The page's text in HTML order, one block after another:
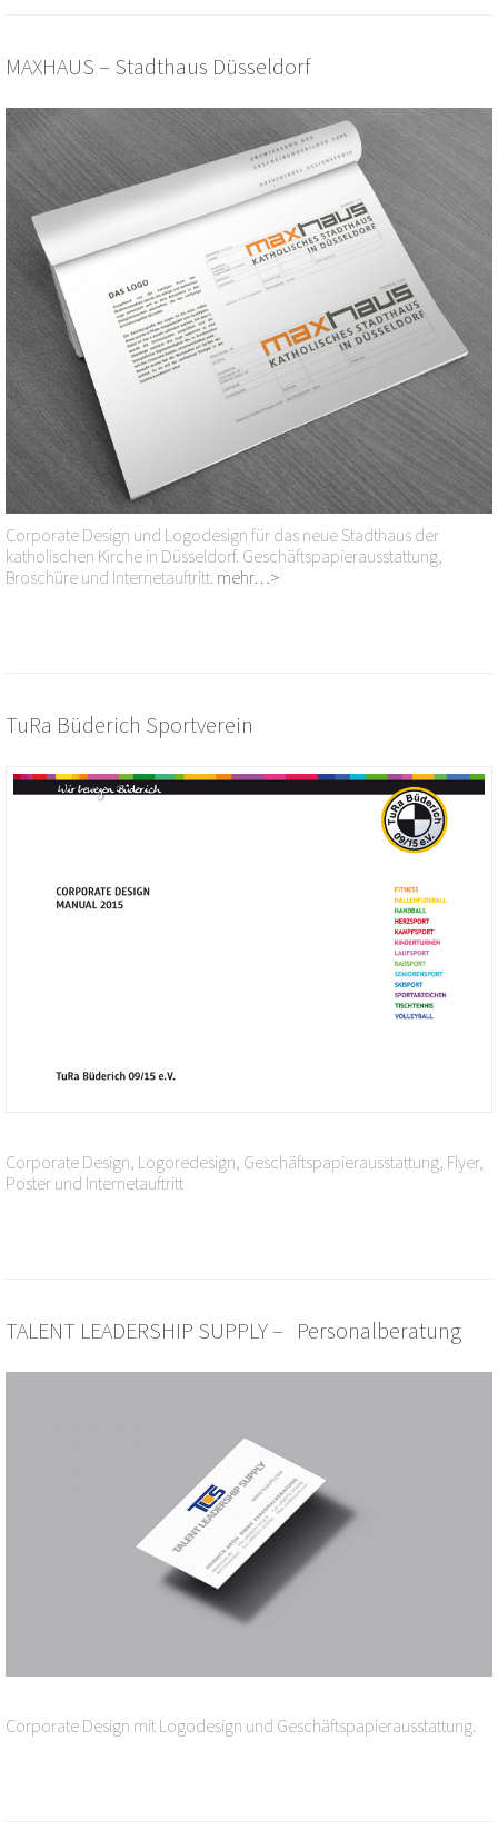
MAXHAUS – Stadthaus Düsseldorf
Corporate Design und Logodesign für das neue Stadthaus der
katholischen Kirche in Düsseldorf. Geschäftspapierausstattung,
Broschüre und Internetauftritt. mehr…>
TuRa Büderich Sportverein
Corporate Design, Logoredesign, Geschäftspapierausstattung, Flyer,
Poster und Internetauftritt
TALENT LEADERSHIP SUPPLY – Personalberatung
Corporate Design mit Logodesign und Geschäftspapierausstattung.